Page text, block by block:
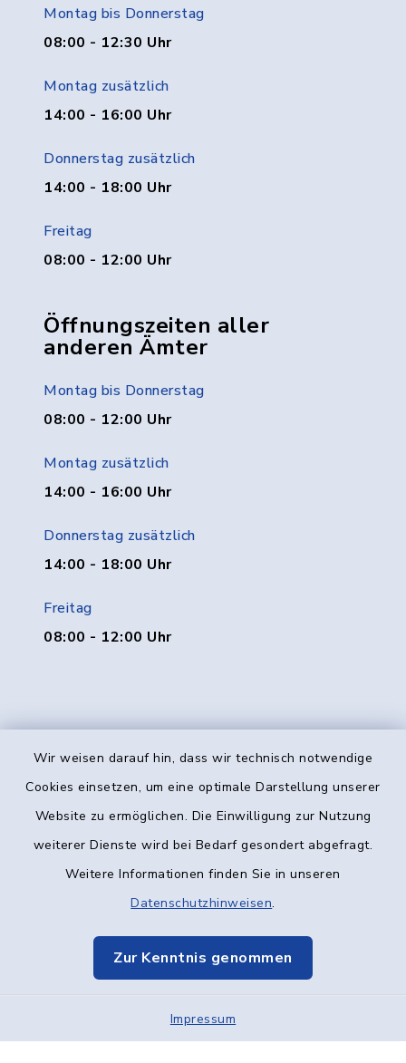
Wir weisen darauf hin, dass wir technisch notwendige
Cookies einsetzen, um eine optimale Darstellung unserer
Website zu ermöglichen. Die Einwilligung zur Nutzung
weiterer Dienste wird bei Bedarf gesondert abgefragt.
Weitere Informationen finden Sie in unseren
Datenschutzhinweisen.
Zur Kenntnis genommen
Impressum
Montag bis Donnerstag
08:00 - 12:30 Uhr
Montag zusätzlich
14:00 - 16:00 Uhr
Donnerstag zusätzlich
14:00 - 18:00 Uhr
Freitag
08:00 - 12:00 Uhr
Öffnungszeiten aller
anderen Ämter
Montag bis Donnerstag
08:00 - 12:00 Uhr
Montag zusätzlich
14:00 - 16:00 Uhr
Donnerstag zusätzlich
14:00 - 18:00 Uhr
Freitag
08:00 - 12:00 Uhr
Kontakt
Datenschutz
Elektronische Kommunikation
Sitemap